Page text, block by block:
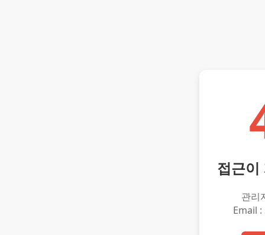
접근이
관리
Email